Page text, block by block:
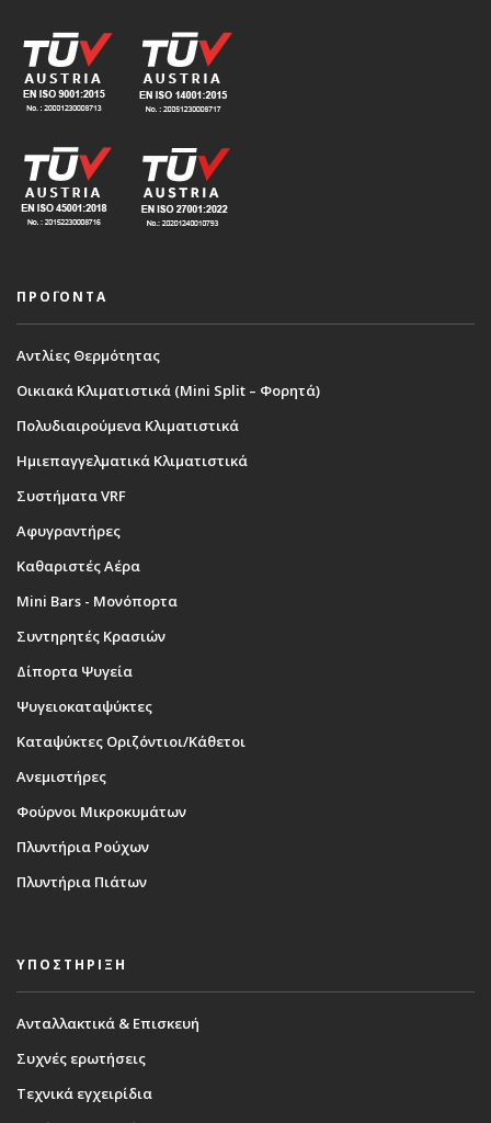
ΠΡΟΪΟΝΤΑ
Αντλίες Θερμότητας
Οικιακά Κλιματιστικά (Mini Split – Φορητά)
Πολυδιαιρούμενα Κλιματιστικά
Ημιεπαγγελματικά Κλιματιστικά
Συστήματα VRF
Αφυγραντήρες
Καθαριστές Αέρα
Mini Bars - Μονόπορτα
Συντηρητές Κρασιών
Δίπορτα Ψυγεία
Ψυγειοκαταψύκτες
Καταψύκτες Οριζόντιοι/Κάθετοι
Ανεμιστήρες
Φούρνοι Μικροκυμάτων
Πλυντήρια Ρούχων
Πλυντήρια Πιάτων
ΥΠΟΣΤΗΡΙΞΗ
Ανταλλακτικά & Επισκευή
Συχνές ερωτήσεις
Τεχνικά εγχειρίδια